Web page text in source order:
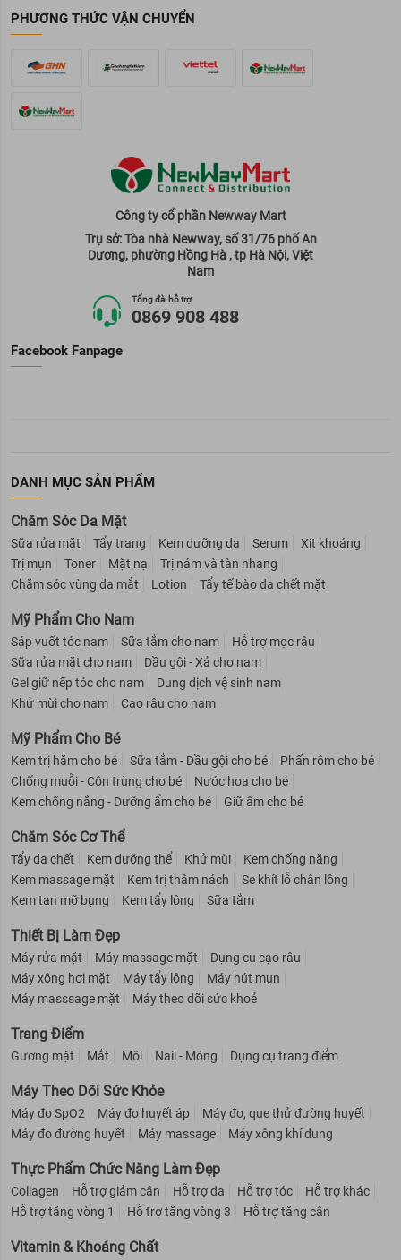
PHƯƠNG THỨC VẬN CHUYỂN
Công ty cổ phần Newway Mart
Trụ sở: Tòa nhà Newway, số 31/76 phố An
Dương, phường Hồng Hà , tp Hà Nội, Việt
Nam
Tổng đài hỗ trợ
0869 908 488
Facebook Fanpage
DANH MỤC SẢN PHẨM
Chăm Sóc Da Mặt
Sữa rửa mặt Tẩy trang Kem dưỡng da Serum
Xịt khoáng
Trị mụn
Toner Mặt nạ
Trị nám và tàn nhang
Chăm sóc vùng da mắt
Lotion Tẩy tế bào da chết mặt
Mỹ Phẩm Cho Nam
Sáp vuốt tóc nam Sữa tắm cho nam
Hỗ trợ mọc râu
Sữa rửa mặt cho nam
Dầu gội - Xả cho nam
Gel giữ nếp tóc cho nam
Dung dịch vệ sinh nam
Khử mùi cho nam
Cạo râu cho nam
Mỹ Phẩm Cho Bé
Kem trị hăm cho bé Sữa tắm - Dầu gội cho bé
Phấn rôm cho bé
Chống muỗi - Côn trùng cho bé
Nước hoa cho bé
Kem chống nắng - Dưỡng ẩm cho bé
Giữ ấm cho bé
Chăm Sóc Cơ Thể
Tẩy da chết Kem dưỡng thể Khử mùi
Kem chống nắng
Kem massage mặt
Kem trị thâm nách
Se khít lỗ chân lông
Kem tan mỡ bụng
Kem tẩy lông Sữa tắm
Thiết Bị Làm Đẹp
Máy rửa mặt Máy massage mặt
Dụng cụ cạo râu
Máy xông hơi mặt
Máy tẩy lông
Máy hút mụn
Máy masssage mặt
Máy theo dõi sức khoẻ
Trang Điểm
Gương mặt Mắt Môi Nail - Móng Dụng cụ trang điểm
Máy Theo Dõi Sức Khỏe
Máy đo SpO2 Máy đo huyết áp
Máy đo, que thử đường huyết
Máy đo đường huyết
Máy massage Máy xông khí dung
Thực Phẩm Chức Năng Làm Đẹp
Collagen Hỗ trợ giảm cân Hỗ trợ da Hỗ trợ tóc
Hỗ trợ khác
Hỗ trợ tăng vòng 1
Hỗ trợ tăng vòng 3 Hỗ trợ tăng cân
Vitamin & Khoáng Chất